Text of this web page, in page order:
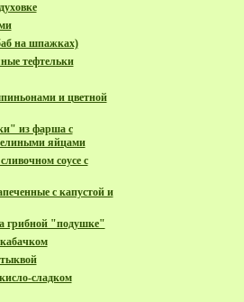
на шпажках)
тeфтельки
и цветной
из фарша с
яйцами
соусе с
с капустой и
грибной "подушке"
сладком